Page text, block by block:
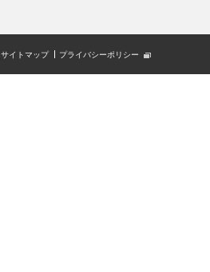
サイトマップ プライバシーポリシー